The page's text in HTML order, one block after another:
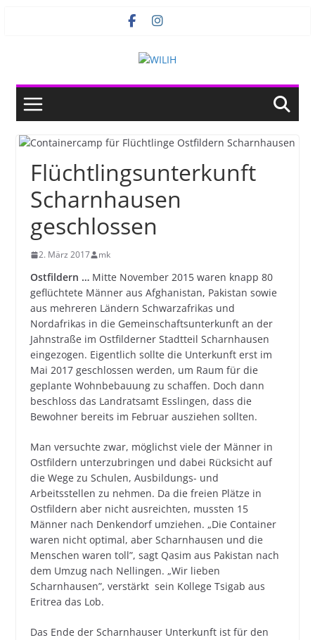
Flüchtlingsunterkunft
Scharnhausen
geschlossen
2. März 2017 mk
Ostfildern …Mitte November 2015 waren knapp 80
geflüchtete Männer aus Afghanistan, Pakistan sowie
aus mehreren Ländern Schwarzafrikas und
Nordafrikas in die Gemeinschaftsunterkunft an der
Jahnstraße im Ostfilderner Stadtteil Scharnhausen
eingezogen. Eigentlich sollte die Unterkunft erst im
Mai 2017 geschlossen werden, um Raum für die
geplante Wohnbebauung zu schaffen. Doch dann
beschloss das Landratsamt Esslingen, dass die
Bewohner bereits im Februar ausziehen sollten.
Man versuchte zwar, möglichst viele der Männer in
Ostfildern unterzubringen und dabei Rücksicht auf
die Wege zu Schulen, Ausbildungs- und
Arbeitsstellen zu nehmen. Da die freien Plätze in
Ostfildern aber nicht ausreichten, mussten 15
Männer nach Denkendorf umziehen. „Die Container
waren nicht optimal, aber Scharnhausen und die
Menschen waren toll”, sagt Qasim aus Pakistan nach
dem Umzug nach Nellingen. „Wir lieben
Scharnhausen”, verstärkt sein Kollege Tsigab aus
Eritrea das Lob.
Das Ende der Scharnhauser Unterkunft ist für den